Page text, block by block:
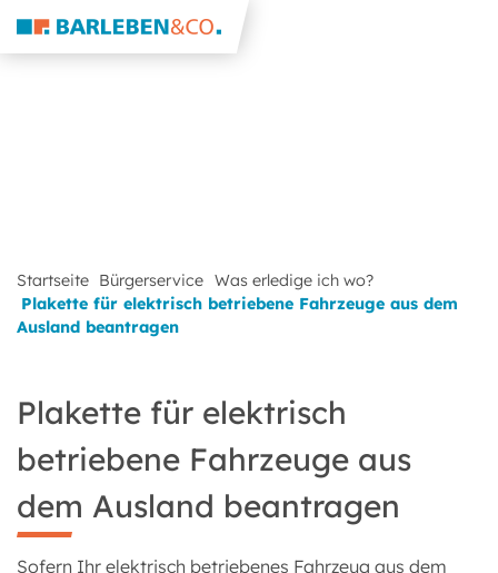
Startseite Bürgerservice Was erledige ich wo?
Plakette für elektrisch betriebene Fahrzeuge aus dem
Ausland beantragen
Plakette für elektrisch
betriebene Fahrzeuge aus
dem Ausland beantragen
Sofern Ihr elektrisch betriebenes Fahrzeug aus dem